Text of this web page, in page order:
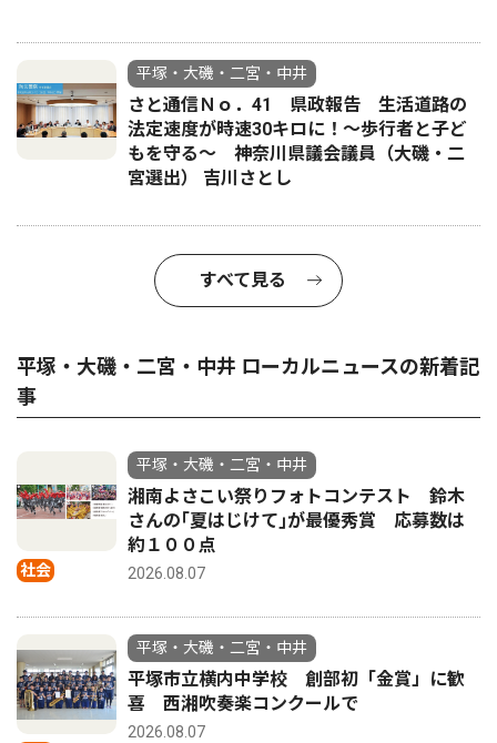
平塚・大磯・二宮・中井
さと通信Ｎｏ．41 県政報告 生活道路の
法定速度が時速30キロに！〜歩行者と子ど
もを守る〜 神奈川県議会議員（大磯・二
宮選出） 吉川さとし
すべて見る
平塚・大磯・二宮・中井 ローカルニュースの新着記
事
社会
平塚・大磯・二宮・中井
湘南よさこい祭りフォトコンテスト 鈴木
さんの｢夏はじけて｣が最優秀賞 応募数は
約１００点
2026.08.07
平塚・大磯・二宮・中井
平塚市立横内中学校 創部初「金賞」に歓
喜 西湘吹奏楽コンクールで
2026.08.07